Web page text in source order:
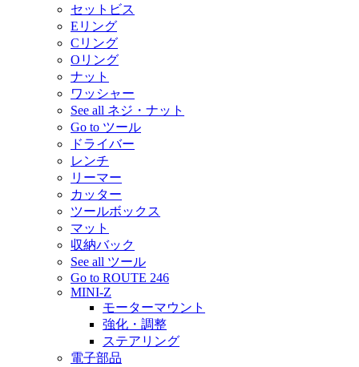
セットビス
Eリング
Cリング
Oリング
ナット
ワッシャー
See all ネジ・ナット
Go to ツール
ドライバー
レンチ
リーマー
カッター
ツールボックス
マット
収納バック
See all ツール
Go to ROUTE 246
MINI-Z
モーターマウント
強化・調整
ステアリング
電子部品